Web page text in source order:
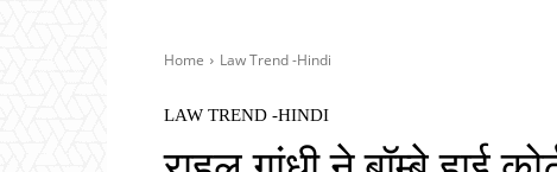
Home Law Trend -Hindi
LAW TREND -HINDI